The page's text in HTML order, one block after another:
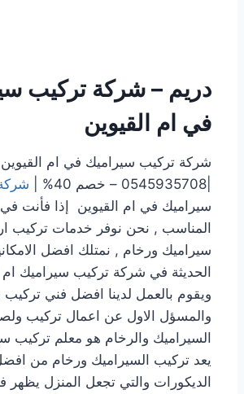
دريم – شركة تركيب
في ام القيوين
شركة تركيب سيراميك في ام القيوين
سيراميك في ام القيوين إذا فأنت في
المناسب , نحن نوفر خدمات تركيب
سيراميك ورخام , نمتلك افضل
الحديثة في شركة تركيب سيراميك ام
ويقوم بالعمل لدينا افضل فني
والمسؤل الاول عن اعمال تركيب
السيراميك والرخام هو معلم تركيب
يعد تركيب السيراميك ورخام من
الديكورات والتي تجعل المنزل